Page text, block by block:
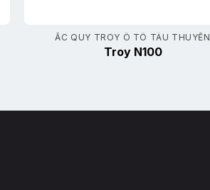
ẮC QUY TROY Ô TÔ TÀU THUYỀN
Troy N100